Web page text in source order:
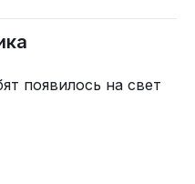
появилось на свет